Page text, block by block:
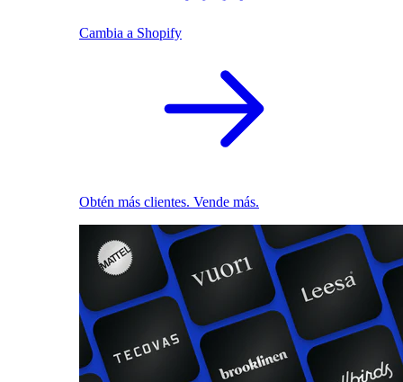
Cambia a Shopify
Obtén más clientes. Vende más.